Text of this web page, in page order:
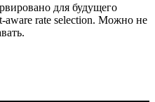
для будущего
aware rate selection. Можно не